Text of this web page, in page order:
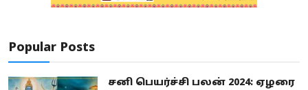
Popular Posts
சனி பெயர்ச்சி பலன் 2024: ஏழரை